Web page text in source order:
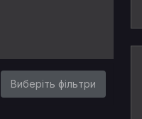
Виберіть фільтри